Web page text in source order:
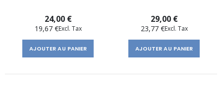
24,00 €
19,67 €
AJOUTER AU PANIER
29,00 €
23,77 €
AJOUTER AU PANIER